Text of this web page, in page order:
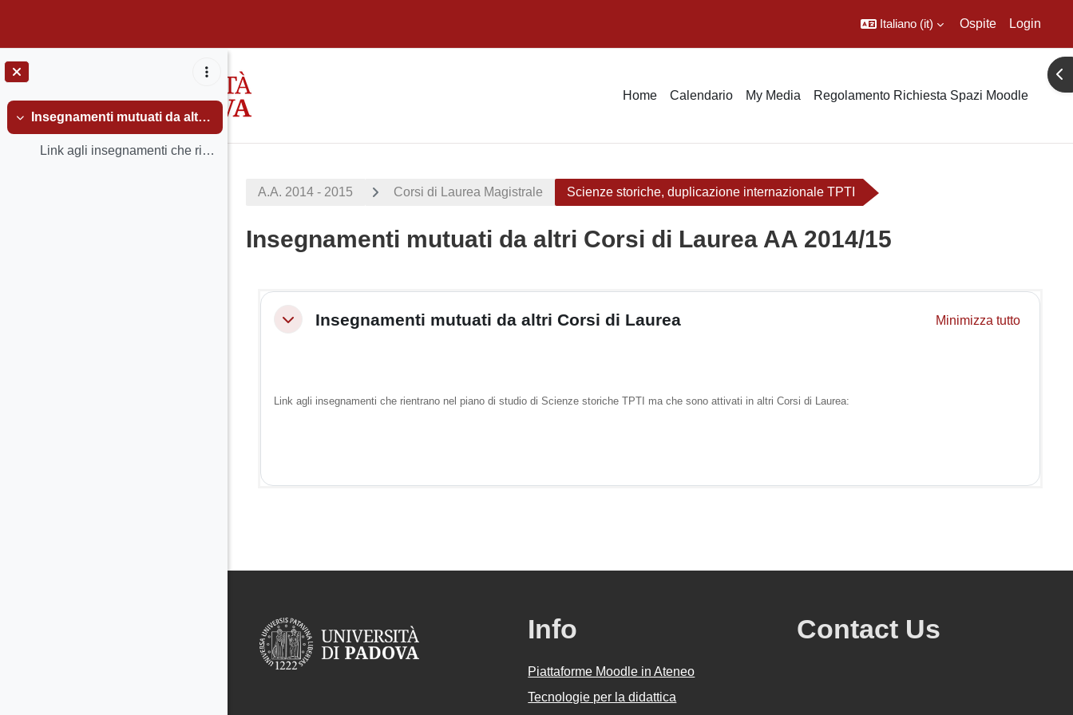
Italiano ‎(it)‎ Ospite Login
Home Calendario My Media Regolamento Richiesta Spazi Moodle
Minimizza
Insegnamenti mutuati da altri Corsi di Laurea
Link agli insegnamenti che rientrano nel piano ...
A.A. 2014 - 2015 Corsi di Laurea Magistrale Scienze storiche, duplicazione internazionale TPTI
Insegnamenti mutuati da altri Corsi di Laurea AA 2014/15
Schema della sezione
MinimizzaInsegnamenti mutuati da altri Corsi di Laurea Minimizza tutto
Link agli insegnamenti che rientrano nel piano di studio di Scienze storiche TPTI ma che sono attivati in altri Corsi di Laurea:
Info
Piattaforme Moodle in Ateneo
Tecnologie per la didattica
Contact Us